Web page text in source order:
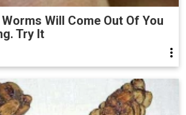
Will Come Out Of You
Try It